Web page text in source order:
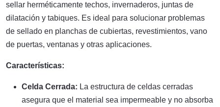
sellar herméticamente techos, invernaderos, juntas de
dilatación y tabiques. Es ideal para solucionar problemas
de sellado en planchas de cubiertas, revestimientos, vano
de puertas, ventanas y otras aplicaciones.
Características:
Celda Cerrada: La estructura de celdas cerradas
asegura que el material sea impermeable y no absorba